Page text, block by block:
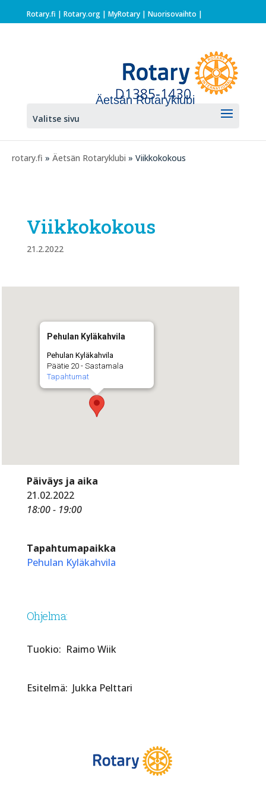
Rotary.fi | Rotary.org| MyRotary | Nuorisovaihto |
Äetsän Rotaryklubi
Valitse sivu
rotary.fi » Äetsän Rotaryklubi » Viikkokokous
Viikkokokous
21.2.2022
Pehulan Kyläkahvila
Pehulan Kyläkahvila
Päätie 20 - Sastamala
Tapahtumat
Päiväys ja aika
21.02.2022
18:00 - 19:00
Tapahtumapaikka
Pehulan Kyläkahvila
Ohjelma:
Tuokio: Raimo Wiik
Esitelmä: Jukka Pelttari